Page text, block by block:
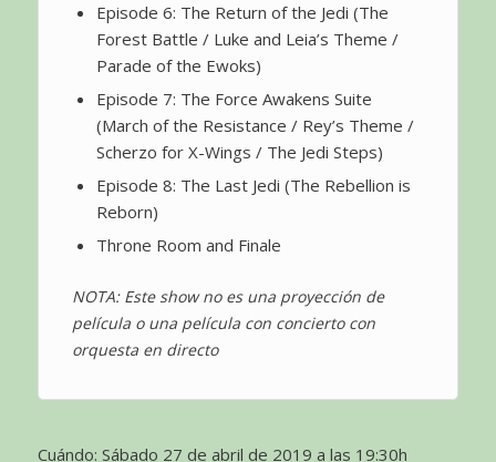
Episode 6: The Return of the Jedi (The
Forest Battle / Luke and Leia’s Theme /
Parade of the Ewoks)
Episode 7: The Force Awakens Suite
(March of the Resistance / Rey’s Theme /
Scherzo for X-Wings / The Jedi Steps)
Episode 8: The Last Jedi (The Rebellion is
Reborn)
Throne Room and Finale
NOTA: Este show no es una proyección de
película o una película con concierto con
orquesta en directo
Cuándo: Sábado 27 de abril de 2019 a las 19:30h